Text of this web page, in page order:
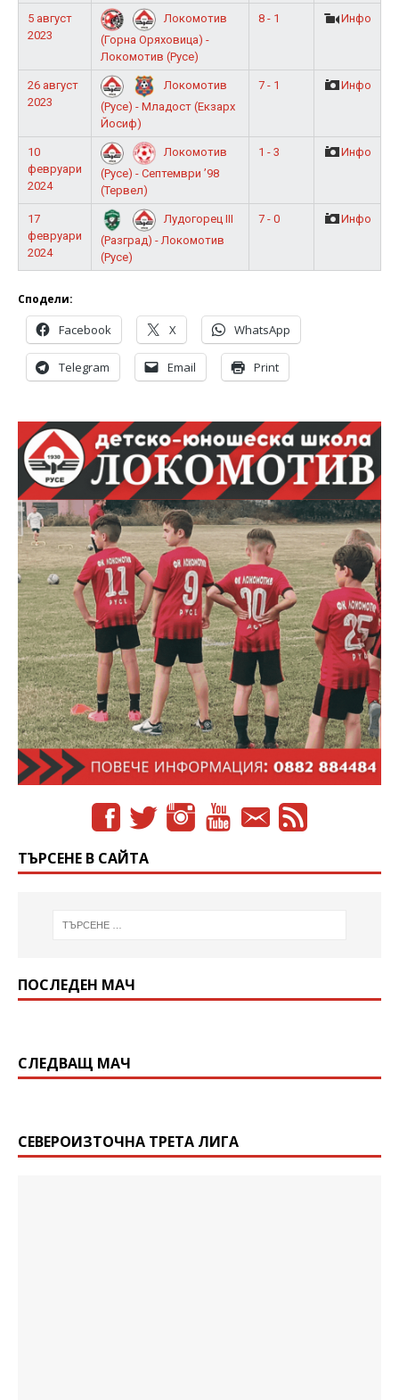
5 август
2023
Локомотив
(Горна Оряховица) -
Локомотив (Русе)
8 - 1 Инфо
26 август
2023
Локомотив
(Русе) - Младост (Екзарх
Йосиф)
7 - 1 Инфо
10
февруари
2024
Локомотив
(Русе) - Септември ’98
(Тервел)
1 - 3 Инфо
17
февруари
2024
Лудогорец III
(Разград) - Локомотив
(Русе)
7 - 0 Инфо
Сподели:
Facebook X WhatsApp
Telegram Email Print
ТЪРСЕНЕ В САЙТА
ПОСЛЕДЕН МАЧ
СЛЕДВАЩ МАЧ
СЕВЕРОИЗТОЧНА ТРЕТА ЛИГА